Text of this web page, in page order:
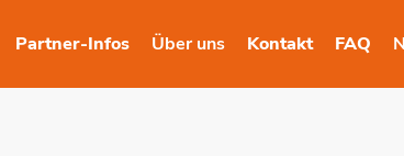
Partner-Infos Über uns Kontakt FAQ